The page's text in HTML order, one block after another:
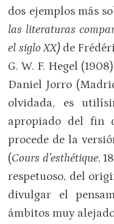
dos ejemplos más
las literaturas
el sigloXX) de
G. W. F. Hegel
Daniel Jorro
olvidada, es
apropiado del fin
procede de la
(Cours d’esthétique,
respetuoso, del
divulgar el
ámbitos muy